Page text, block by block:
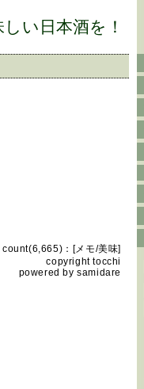
い日本酒を！
count(6,665)：[メモ/美味]
copyrighttocchi
powered bysamidare